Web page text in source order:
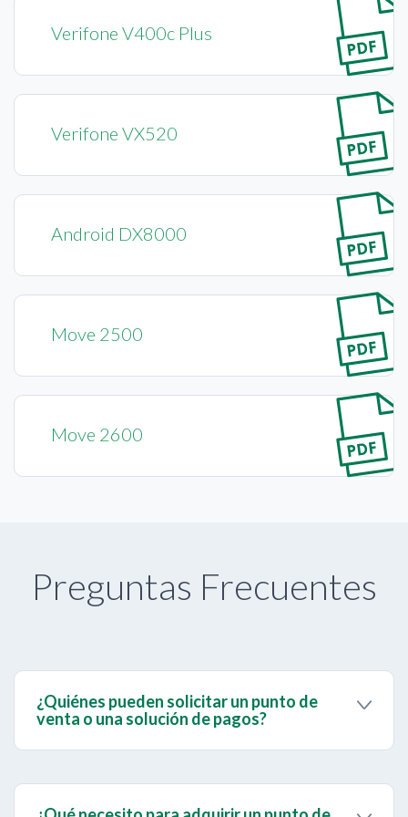
Verifone V400c Plus
Verifone VX520
Android DX8000
Move 2500
Move 2600
Preguntas Frecuentes
¿Quiénes pueden solicitar un punto de
venta o una solución de pagos?
emprendedores o comerciantes y personas
jurídicas legalmente constituidas, que por su